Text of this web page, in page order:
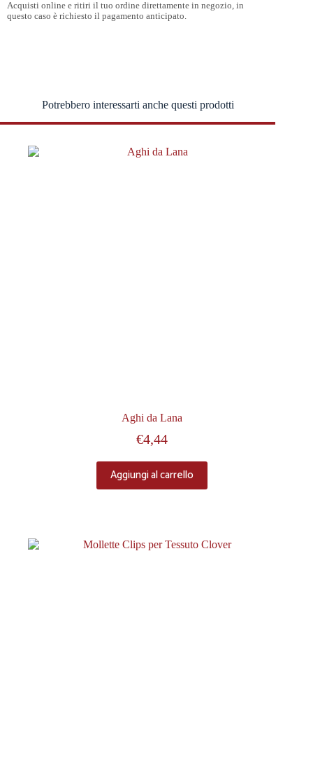
Acquisti online e ritiri il tuo ordine direttamente in negozio, in
questo caso è richiesto il pagamento anticipato.
Potrebbero interessarti anche questi prodotti
Aghi da Lana
€4,44
Aggiungi al carrello